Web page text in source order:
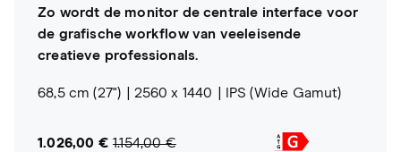
Zo wordt de monitor de centrale interface voor
de grafische workflow van veeleisende
creatieve professionals.
68,5 cm (27") 2560 x 1440 IPS (Wide Gamut)
1.026,00 € 1.154,00 €